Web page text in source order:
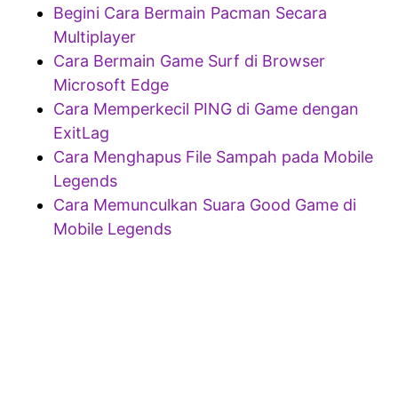
Begini Cara Bermain Pacman Secara
Multiplayer
Cara Bermain Game Surf di Browser
Microsoft Edge
Cara Memperkecil PING di Game dengan
ExitLag
Cara Menghapus File Sampah pada Mobile
Legends
Cara Memunculkan Suara Good Game di
Mobile Legends